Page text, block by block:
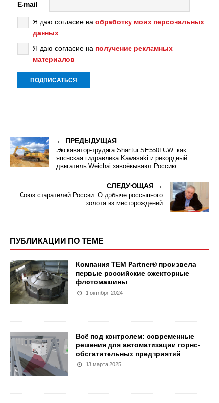
E-mail
Я даю согласие на обработку моих персональных
данных
Я даю согласие на получение рекламных
материалов
ПРЕДЫДУЩАЯ
Экскаватор-трудяга Shantui SE550LCW: как
японская гидравлика Kawasaki и рекордный
двигатель Weichai завоёвывают Россию
СЛЕДУЮЩАЯ
Союз старателей России. О добыче россыпного
золота из месторождений
ПУБЛИКАЦИИ ПО ТЕМЕ
Компания TEM Partner® произвела
первые российские эжекторные
флотомашины
1 октября 2024
Всё под контролем: современные
решения для автоматизации горно-
обогатительных предприятий
13 марта 2025